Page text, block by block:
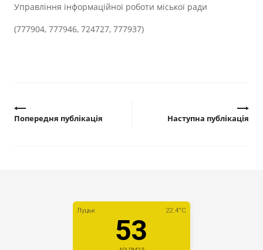
Управління інформаційної роботи міської ради
(777904, 777946, 724727, 777937)
Попередня публікація Наступна публікація